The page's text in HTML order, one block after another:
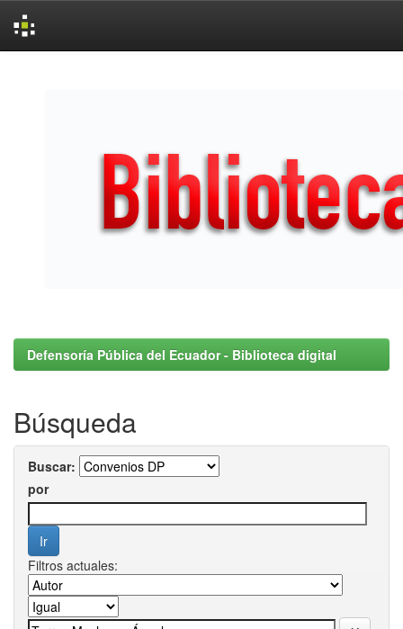
Defensoría Pública del Ecuador - Biblioteca digital
Búsqueda
Buscar:
por
Filtros actuales: